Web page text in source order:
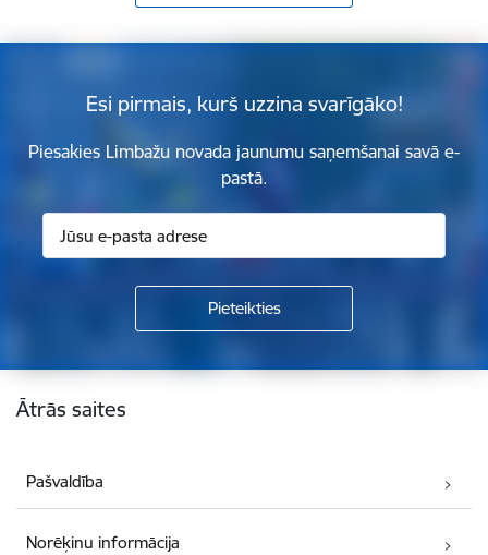
Esi pirmais, kurš uzzina svarīgāko!
Piesakies Limbažu novada jaunumu saņemšanai savā e-
pastā.
Kājene
Ātrās saites
Pašvaldība
Norēķinu informācija